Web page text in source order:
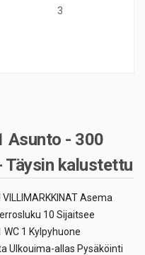
3
Asunto - 300
Täysin kalustettu
Asema
10 Sijaitsee
1 Kylpyhuone
Ulkouima-allas Pysäköinti